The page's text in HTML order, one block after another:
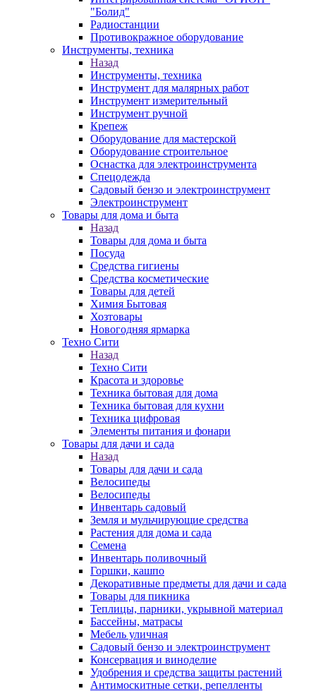
"Болид"
Радиостанции
Противокражное оборудование
Инструменты, техника
Назад
Инструменты, техника
Инструмент для малярных работ
Инструмент измерительный
Инструмент ручной
Крепеж
Оборудование для мастерской
Оборудование строительное
Оснастка для электроинструмента
Спецодежда
Садовый бензо и электроинструмент
Электроинструмент
Товары для дома и быта
Назад
Товары для дома и быта
Посуда
Средства гигиены
Средства косметические
Товары для детей
Химия Бытовая
Хозтовары
Новогодняя ярмарка
Техно Сити
Назад
Техно Сити
Красота и здоровье
Техника бытовая для дома
Техника бытовая для кухни
Техника цифровая
Элементы питания и фонари
Товары для дачи и сада
Назад
Товары для дачи и сада
Велосипеды
Велосипеды
Инвентарь садовый
Земля и мульчирующие средства
Растения для дома и сада
Семена
Инвентарь поливочный
Горшки, кашпо
Декоративные предметы для дачи и сада
Товары для пикника
Теплицы, парники, укрывной материал
Бассейны, матрасы
Мебель уличная
Садовый бензо и электроинструмент
Консервация и виноделие
Удобрения и средства защиты растений
Антимоскитные сетки, репелленты